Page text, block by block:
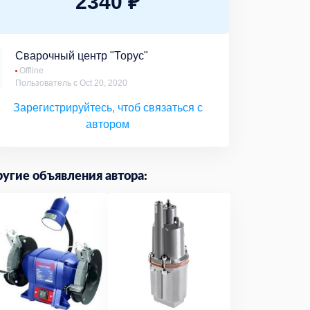
Сварочный центр "Торус"
Offline
Пользователь с Oct 20, 2020
Зарегистрируйтесь, чтоб связаться с
автором
объявления автора: